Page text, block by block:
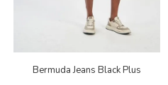
Bermuda Jeans Black Plus